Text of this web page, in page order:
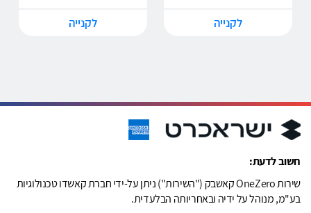
לקנייה לקנייה
חשוב לדעת:
שירות OneZero קאשבק ("השירות") ניתן על-ידי חברת קאשדו טכנולוגיות
בע"מ, מנוהל על ידיה ובאחריותה הבלעדית.